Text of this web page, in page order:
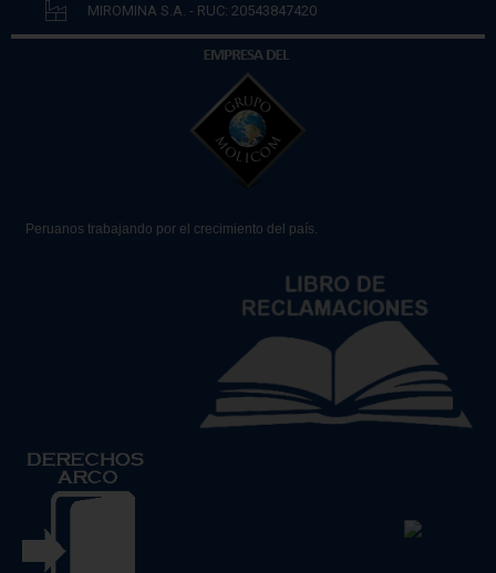
MIROMINA S.A. - RUC: 20543847420
Peruanos trabajando por el crecimiento del país.